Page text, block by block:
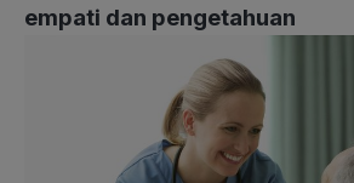
empati dan pengetahuan